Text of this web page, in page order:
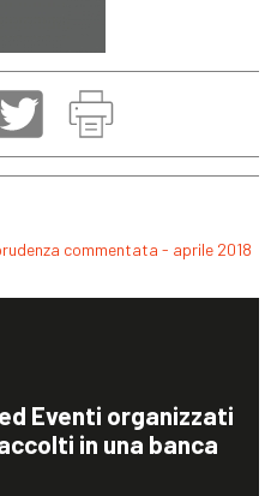
commentata - aprile 2018
Eventi organizzati
in una banca